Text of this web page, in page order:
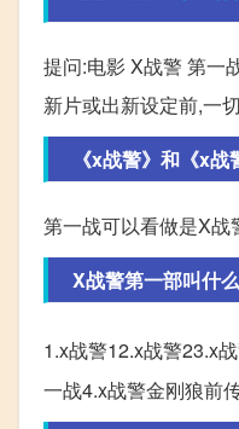
提问:电影 X战警 第一
新片或出新设定前,一
《x战警》和《x
第一战可以看做是X
X战警第一部叫什
1.x战警12.x战警23.x
一战4.x战警金刚狼前传